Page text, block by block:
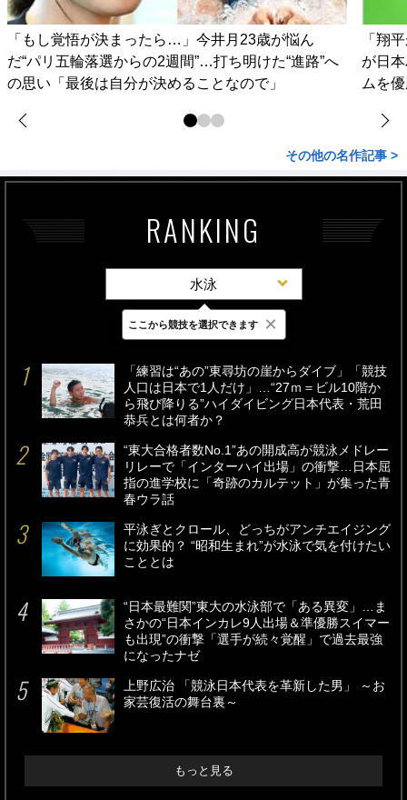
「もし覚悟が決まったら…」今井月23歳が悩ん
だ“パリ五輪落選からの2週間”…打ち明けた“進路”へ
の思い「最後は自分が決めることなので」
「翔
が日
ムを
その他の名作記事 >
RANKING
水泳
最新 24時間 週間
「練習は“あの”東尋坊の崖からダイブ」「競技
人口は日本で1人だけ」…“27ｍ＝ビル10階か
ら飛び降りる”ハイダイビング日本代表・荒田
恭兵とは何者か？
“東大合格者数No.1”あの開成高が競泳メドレー
リレーで「インターハイ出場」の衝撃…日本屈
指の進学校に「奇跡のカルテット」が集った青
春ウラ話
平泳ぎとクロール、どっちがアンチエイジング
に効果的？ “昭和生まれ”が水泳で気を付けたい
こととは
“日本最難関”東大の水泳部で「ある異変」…ま
さかの“日本インカレ9人出場＆準優勝スイマー
も出現”の衝撃「選手が続々覚醒」で過去最強
になったナゼ
上野広治 「競泳日本代表を革新した男」 ～お
家芸復活の舞台裏～
もっと見る
ここから競技を選択できます ×